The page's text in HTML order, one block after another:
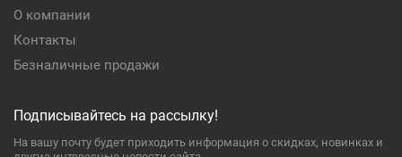
О компании
Контакты
Безналичные продажи
Подписывайтесь на рассылку!
На вашу почту будет приходить информация о скидках, новинках и